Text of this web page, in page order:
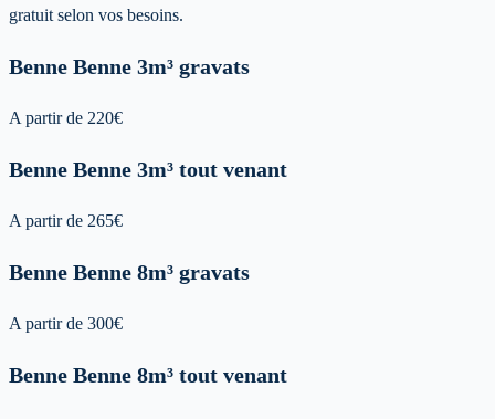
gratuit selon vos besoins.
Benne Benne 3m³ gravats
A partir de 220€
Benne Benne 3m³ tout venant
A partir de 265€
Benne Benne 8m³ gravats
A partir de 300€
Benne Benne 8m³ tout venant